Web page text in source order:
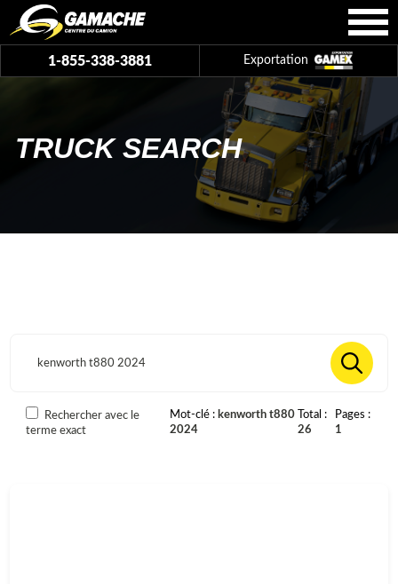
1-855-338-3881 Exportation
TRUCK SEARCH
Rechercher avec le
terme exact
Mot-clé
kenworth t880
2024
Total
26
Pages
1